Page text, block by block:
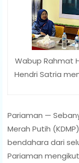
Wabup Rahmat
Hendri Satria
Pariaman —
Merah Putih
bendahara dari
Pariaman